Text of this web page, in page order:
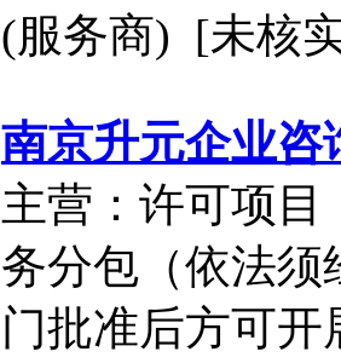
(服务商) [未核
南京升元企业咨
主营：许可项
务分包（依法须
门批准后方可